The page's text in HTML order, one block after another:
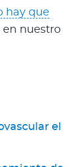
hay que
en nuestro
el